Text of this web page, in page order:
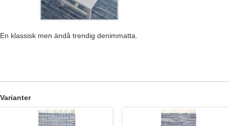
En klassisk men ändå trendig denimmatta.
Varianter